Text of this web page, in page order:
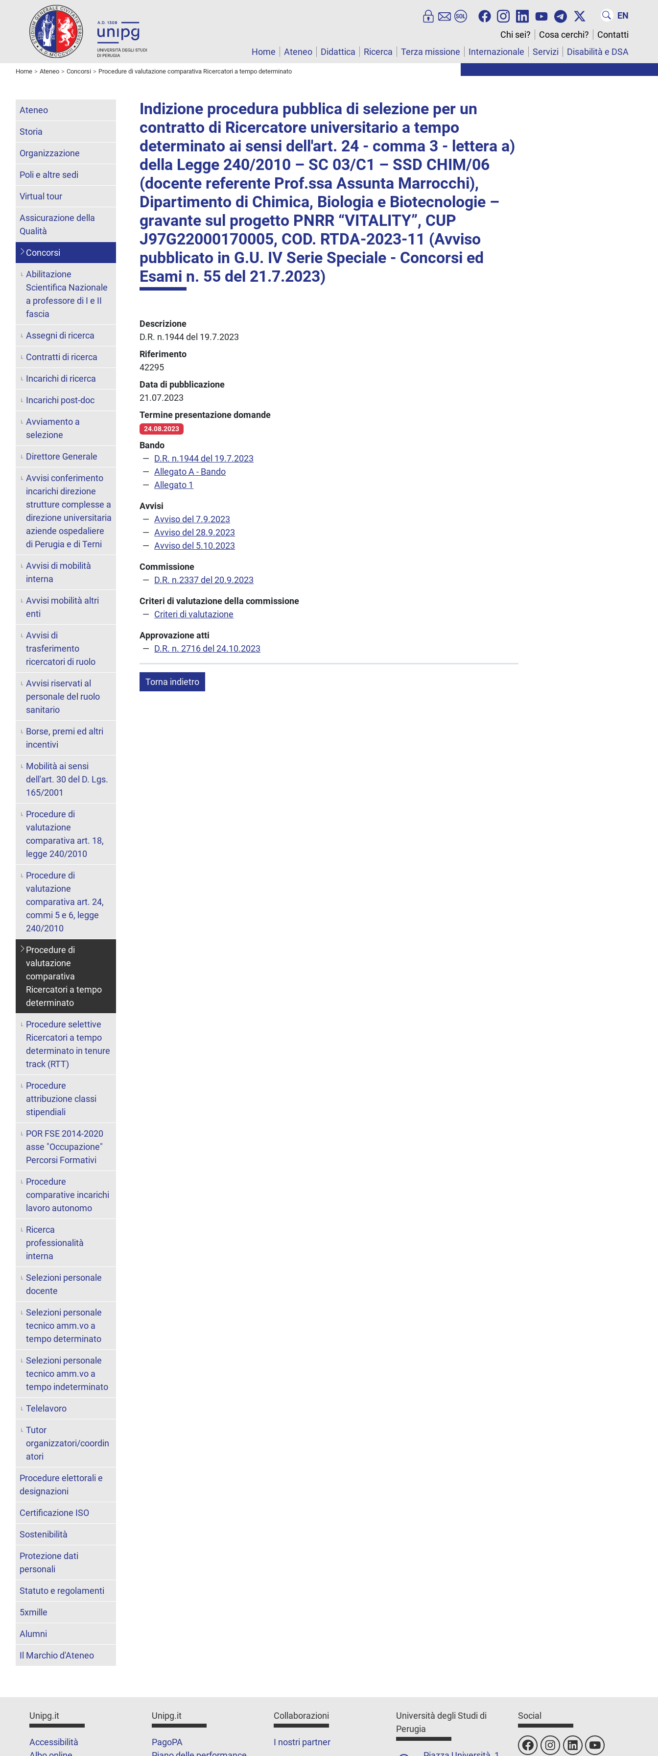
EN
Chi sei?
Cosa cerchi?
Contatti
Home
Ateneo Didattica Ricerca Terza missione Internazionale Servizi Disabilità e DSA
Home Ateneo Concorsi Procedure di valutazione comparativa Ricercatori a tempo determinato
Indizione procedura pubblica di selezione per un
contratto di Ricercatore universitario a tempo
determinato ai sensi dell'art. 24 - comma 3 - lettera a)
della Legge 240/2010 – SC 03/C1 – SSD CHIM/06
(docente referente Prof.ssa Assunta Marrocchi),
Dipartimento di Chimica, Biologia e Biotecnologie –
gravante sul progetto PNRR “VITALITY”, CUP
J97G22000170005, COD. RTDA-2023-11 (Avviso
pubblicato in G.U. IV Serie Speciale - Concorsi ed
Esami n. 55 del 21.7.2023)
Descrizione
D.R. n.1944 del 19.7.2023
Riferimento
42295
Data di pubblicazione
21.07.2023
Termine presentazione domande
24.08.2023
Bando
D.R. n.1944 del 19.7.2023
Allegato A - Bando
Allegato 1
Avvisi
Avviso del 7.9.2023
Avviso del 28.9.2023
Avviso del 5.10.2023
Commissione
D.R. n.2337 del 20.9.2023
Criteri di valutazione della commissione
Criteri di valutazione
Approvazione atti
D.R. n. 2716 del 24.10.2023
Torna indietro
Ateneo
Storia
Organizzazione
Poli e altre sedi
Virtual tour
Assicurazione della
Qualità
Concorsi
Abilitazione
Scientifica Nazionale
a professore di I e II
fascia
Assegni di ricerca
Contratti di ricerca
Incarichi di ricerca
Incarichi post-doc
Avviamento a
selezione
Direttore Generale
Avvisi conferimento
incarichi direzione
strutture complesse a
direzione universitaria
aziende ospedaliere
di Perugia e di Terni
Avvisi di mobilità
interna
Avvisi mobilità altri
enti
Avvisi di
trasferimento
ricercatori di ruolo
Avvisi riservati al
personale del ruolo
sanitario
Borse, premi ed altri
incentivi
Mobilità ai sensi
dell'art. 30 del D. Lgs.
165/2001
Procedure di
valutazione
comparativa art. 18,
legge 240/2010
Procedure di
valutazione
comparativa art. 24,
commi 5 e 6, legge
240/2010
Procedure di
valutazione
comparativa
Ricercatori a tempo
determinato
Procedure selettive
Ricercatori a tempo
determinato in tenure
track (RTT)
Procedure
attribuzione classi
stipendiali
POR FSE 2014-2020
asse "Occupazione"
Percorsi Formativi
Procedure
comparative incarichi
lavoro autonomo
Ricerca
professionalità
interna
Selezioni personale
docente
Selezioni personale
tecnico amm.vo a
tempo determinato
Selezioni personale
tecnico amm.vo a
tempo indeterminato
Telelavoro
Tutor
organizzatori/coordin
atori
Procedure elettorali e
designazioni
Certificazione ISO
Sostenibilità
Protezione dati
personali
Statuto e regolamenti
5xmille
Alumni
Il Marchio d'Ateneo
Unipg.it
Accessibilità
Unipg.it
PagoPA
Collaborazioni
I nostri partner
Università degli Studi di
Perugia
Social